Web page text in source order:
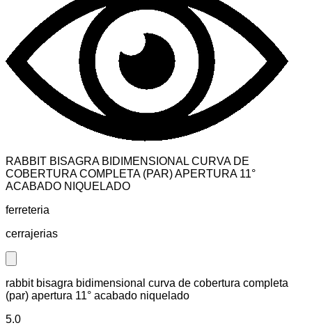
RABBIT BISAGRA BIDIMENSIONAL CURVA DE
COBERTURA COMPLETA (PAR) APERTURA 11°
ACABADO NIQUELADO
ferreteria
cerrajerias
Close modal
rabbit bisagra bidimensional curva de cobertura completa
(par) apertura 11° acabado niquelado
5.0